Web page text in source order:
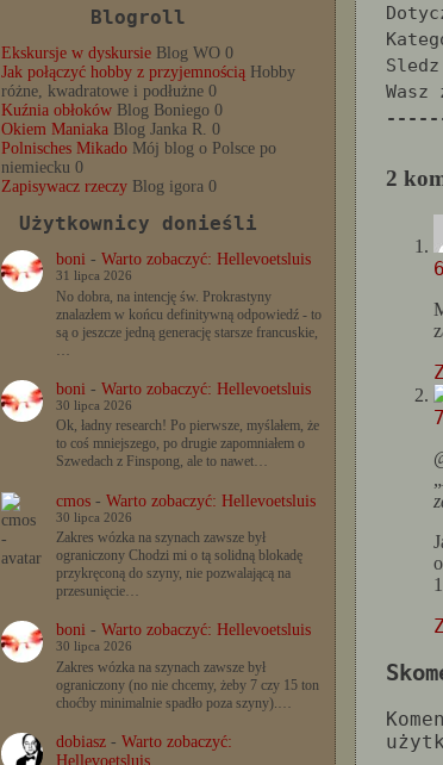
Blogroll
Ekskursje w dyskursie Blog WO 0
Jak połączyć hobby z przyjemnością Hobby
różne, kwadratowe i podłużne 0
Kuźnia obłoków Blog Boniego 0
Okiem Maniaka Blog Janka R. 0
Polnisches Mikado Mój blog o Polsce po
niemiecku 0
Zapisywacz rzeczy Blog igora 0
Użytkownicy donieśli
boni- Warto zobaczyć: Hellevoetsluis
31 lipca 2026
No dobra, na intencję św. Prokrastyny
znalazłem w końcu definitywną odpowiedź - to
są o jeszcze jedną generację starsze francuskie,
…
boni- Warto zobaczyć: Hellevoetsluis
30 lipca 2026
Ok, ładny research! Po pierwsze, myślałem, że
to coś mniejszego, po drugie zapomniałem o
Szwedach z Finspong, ale to nawet…
cmos- Warto zobaczyć: Hellevoetsluis
30 lipca 2026
Zakres wózka na szynach zawsze był
ograniczony Chodzi mi o tą solidną blokadę
przykręconą do szyny, nie pozwalającą na
przesunięcie…
boni- Warto zobaczyć: Hellevoetsluis
30 lipca 2026
Zakres wózka na szynach zawsze był
ograniczony (no nie chcemy, żeby 7 czy 15 ton
choćby minimalnie spadło poza szyny).…
dobiasz- Warto zobaczyć:
Hellevoetsluis
Wasz
2
„